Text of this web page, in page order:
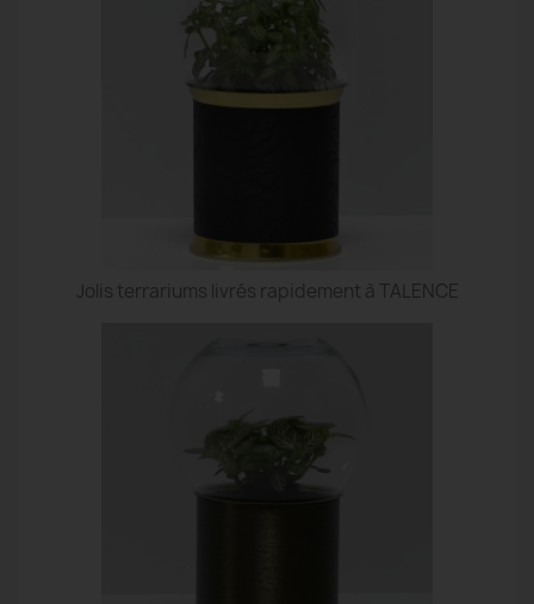
Jolis terrariums livrés rapidement à TALENCE